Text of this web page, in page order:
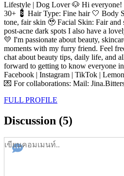
Lifestyle | Dog Lover 🐶 Hi everyone!
30+ 💈 Hair Type: Fine hair 🤍 Body
tone, fair skin 🥹 Facial Skin: Fair and
post-acne dark spots I also have a
💛 I'm passionate about beauty,
moments with my furry friend. Feel
chat about beauty tips, daily life, and
forward to getting to know everyone
Facebook | Instagram | TikTok |
💌 For collaborations: Mail:
FULL PROFILE
Discussion (5)